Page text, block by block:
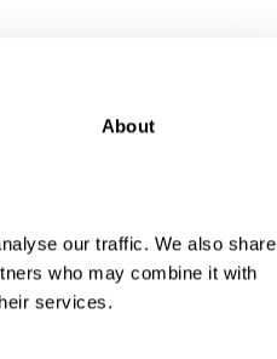
About
our traffic. We also share
who may combine it with
services.